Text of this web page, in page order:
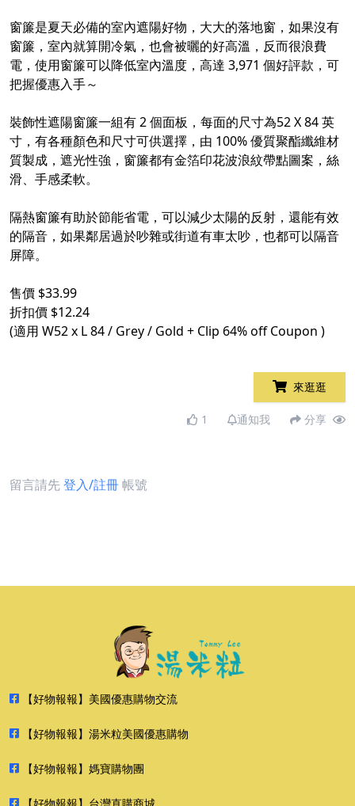
窗簾是夏天必備的室內遮陽好物，大大的落地窗，如果沒有
窗簾，室內就算開冷氣，也會被曬的好高溫，反而很浪費
電，使用窗簾可以降低室內溫度，高達 3,971 個好評款，可
把握優惠入手～​
裝飾性遮陽窗簾一組有 2 個面板，每面的尺寸為52 X 84 英
寸，有各種顏色和尺寸可供選擇，由 100% 優質聚酯纖維材
質製成，遮光性強，窗簾都有金箔印花波浪紋帶點圖案，絲
滑、手感柔軟。​
隔熱窗簾有助於節能省電，可以減少太陽的反射，還能有效
的隔音，如果鄰居過於吵雜或街道有車太吵，也都可以隔音
屏障。​
售價 $33.99​
折扣價 $12.24​
(適用 W52 x L 84 / Grey / Gold + Clip 64% off Coupon )​
來逛逛
1 通知我 分享
留言請先登入/註冊帳號
【好物報報】美國優惠購物交流
【好物報報】湯米粒美國優惠購物
【好物報報】媽寶購物團
【好物報報】台灣直購商城